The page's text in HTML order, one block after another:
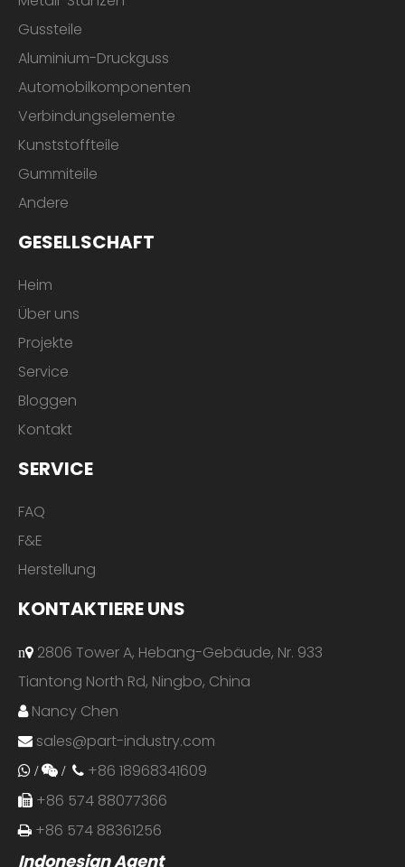
Gussteile
Aluminium-Druckguss
Automobilkomponenten
Verbindungselemente
Kunststoffteile
Gummiteile
Andere
GESELLSCHAFT
Heim
Über uns
Projekte
Service
Bloggen
Kontakt
SERVICE
FAQ
F&E
Herstellung
KONTAKTIERE UNS
n 2806 Tower A, Hebang-Gebäude, Nr. 933
Tiantong North Rd, Ningbo, China
 Nancy Chen
 sales@part-industry.com
 / /  +86 18968341609
 +86 574 88077366
 +86 574 88361256
Indonesian Agent